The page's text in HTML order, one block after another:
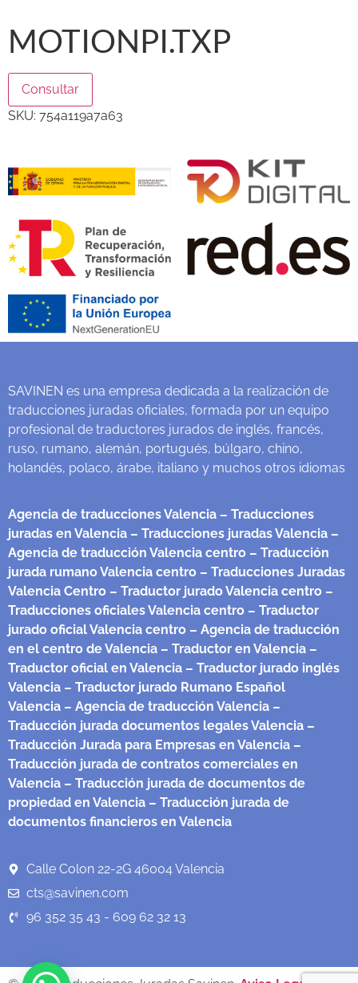
MOTIONPI.TXP
Consultar
SKU: 754a119a7a63
SAVINEN es una empresa dedicada a la realización de
traducciones juradas oficiales, formada por un equipo
profesional de traductores jurados de inglés, francés,
ruso, rumano, alemán, portugués, búlgaro, chino,
holandés, polaco, árabe, italiano y muchos otros idiomas
Agencia de traducciones Valencia – Traducciones
juradas en Valencia – Traducciones juradas Valencia –
Agencia de traducción Valencia centro – Traducción
jurada rumano Valencia centro – Traducciones Juradas
Valencia Centro – Traductor jurado Valencia centro –
Traducciones oficiales Valencia centro – Traductor
jurado oficial Valencia centro – Agencia de traducción
en el centro de Valencia – Traductor en Valencia –
Traductor oficial en Valencia – Traductor jurado inglés
Valencia – Traductor jurado Rumano Español
Valencia – Agencia de traducción Valencia –
Traducción jurada documentos legales Valencia –
Traducción Jurada para Empresas en Valencia –
Traducción jurada de contratos comerciales en
Valencia – Traducción jurada de documentos de
propiedad en Valencia – Traducción jurada de
documentos financieros en Valencia
Calle Colon 22-2G 46004 Valencia
cts@savinen.com
96 352 35 43 - 609 62 32 13